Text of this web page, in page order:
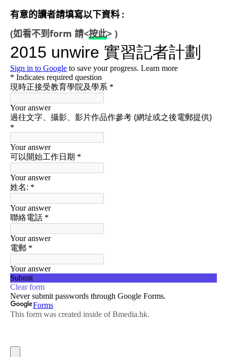
有意的讀者請填寫以下資料 :
(如看不到form 請<按此> )